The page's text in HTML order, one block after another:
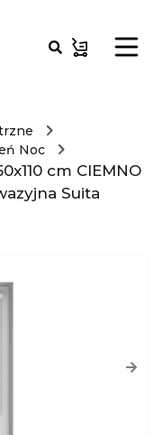
Noc
cm CIEMNO
Suita